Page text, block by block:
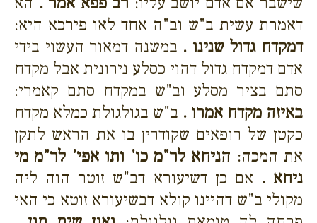
דאמרת עשית ב"ש וב"ה אחד לאו פירכא היא:
דמקדח גדול שנינו . במשנה דמאור העשוי בידי
אדם דמקדח גדול דהוי כסלע נירונית אבל מקדח
סתם בציר מסלע וב"ש במקדח סתם קאמרי:
באיזה מקדח אמרו . ב"ש בגולגולת כמלא מקדח
כקטן של רופאים שקודרין בו את הראש לתקן
את המכה: הניחא לר"מ כו' ותו אפי' לר"מ מי
ניחא . אם כן דשיעורא דב"ש זוטר הוה ליה
מקולי ב"ש דהיינו קולא דבשיעורא זוטא כי האי